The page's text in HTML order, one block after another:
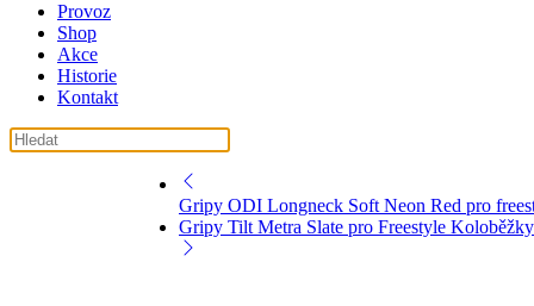
Provoz
Shop
Akce
Historie
Kontakt
Gripy ODI Longneck Soft Neon Red pro
Gripy Tilt Metra Slate pro Freestyle